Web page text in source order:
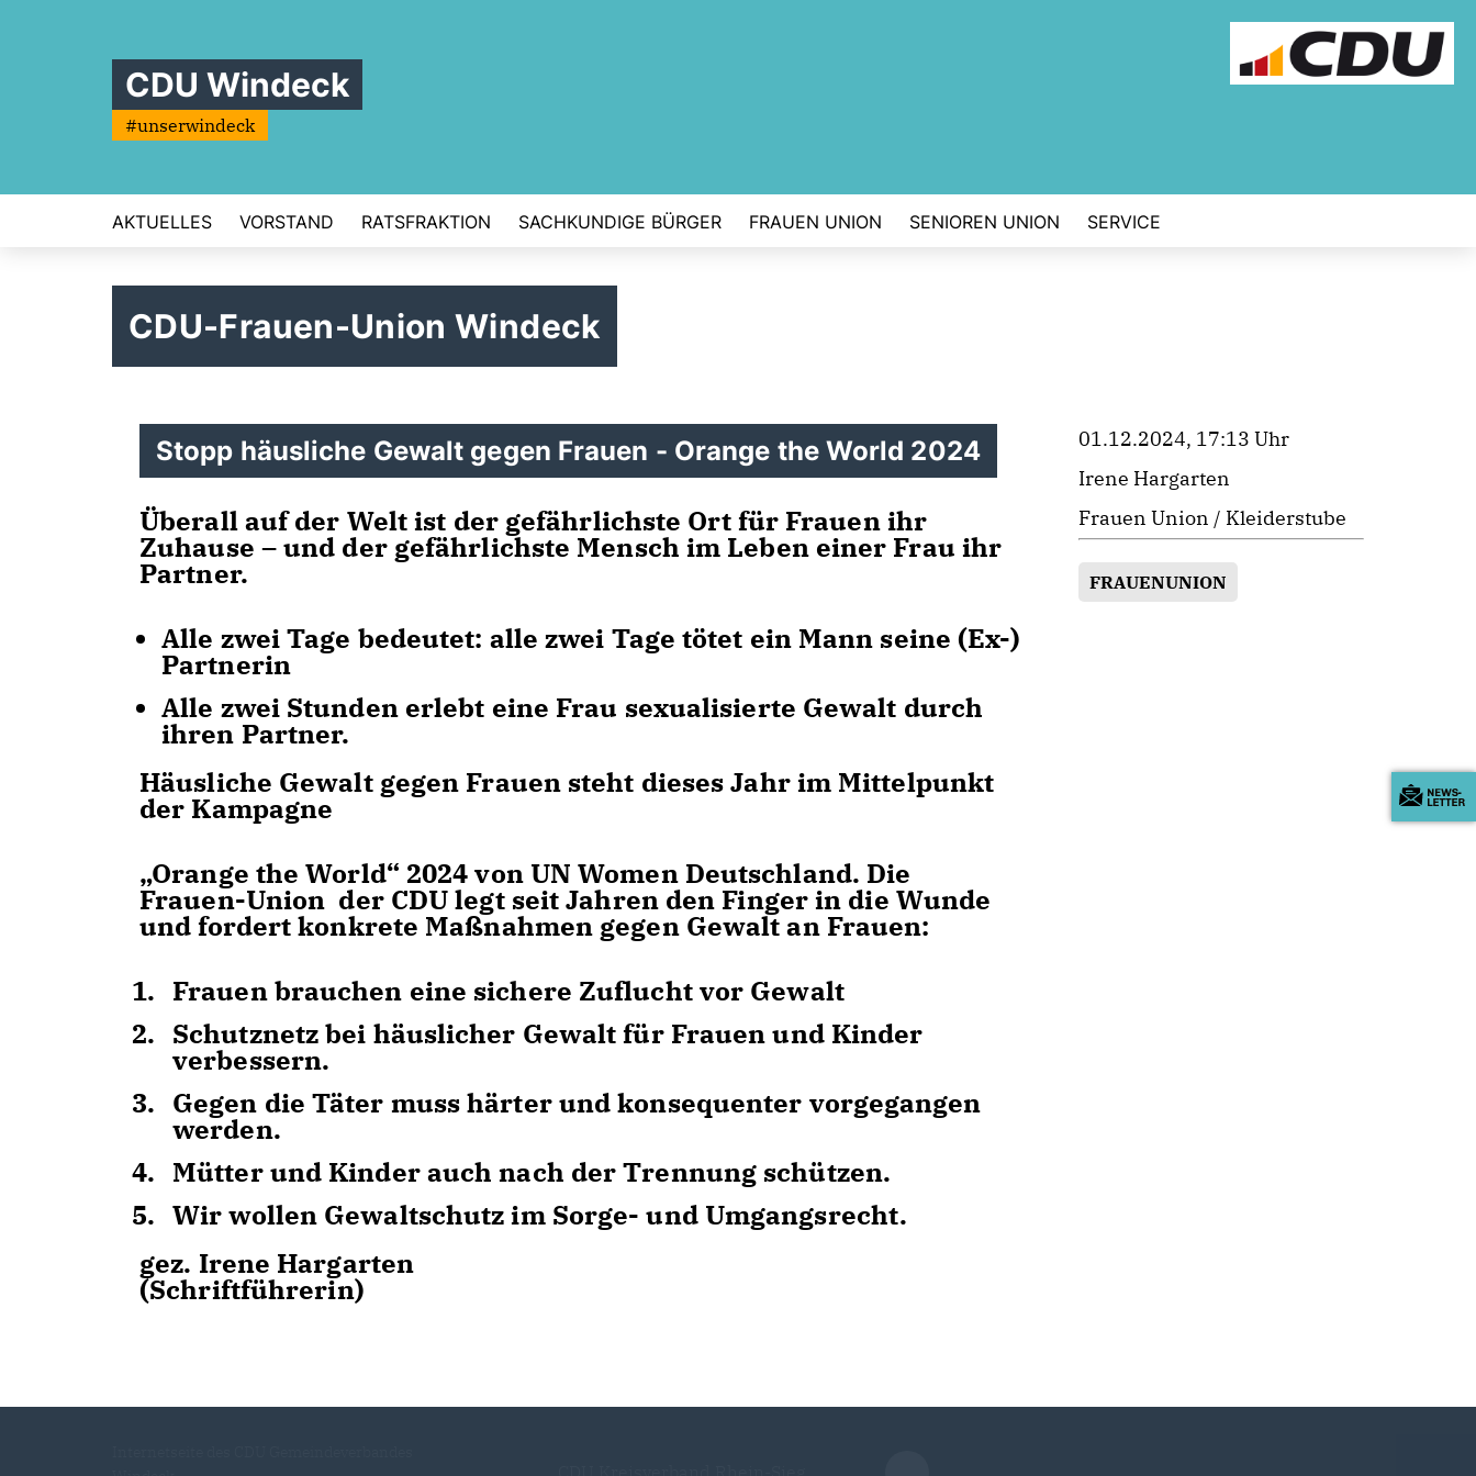
CDU Windeck
#unserwindeck
AKTUELLES VORSTAND RATSFRAKTION SACHKUNDIGE BÜRGER FRAUEN UNION SENIOREN UNION SERVICE
CDU-Frauen-Union Windeck
Stopp häusliche Gewalt gegen Frauen - Orange the World 2024
Überall auf der Welt ist der gefährlichste Ort für Frauen ihr
Zuhause – und der gefährlichste Mensch im Leben einer Frau ihr
Partner.
Alle zwei Tage bedeutet: alle zwei Tage tötet ein Mann seine (Ex-)
Partnerin
Alle zwei Stunden erlebt eine Frau sexualisierte Gewalt durch
ihren Partner.
Häusliche Gewalt gegen Frauen steht dieses Jahr im Mittelpunkt
der Kampagne
Orange the World“ 2024 von UN Women Deutschland. Die
Frauen-Union der CDUlegt seit Jahren den Finger in die Wunde
und fordert konkrete Maßnahmen gegen Gewalt an Frauen:
Frauen brauchen eine sichere Zuflucht vor Gewalt
Schutznetz bei häuslicher Gewalt für Frauen und Kinder
verbessern.
Gegen die Täter muss härter und konsequenter vorgegangen
werden.
Mütter und Kinder auch nach der Trennung schützen.
Wir wollen Gewaltschutz im Sorge- und Umgangsrecht.
gez. Irene Hargarten
(Schriftführerin)
01.12.2024, 17:13 Uhr
Irene Hargarten
Frauen Union / Kleiderstube
FRAUENUNION